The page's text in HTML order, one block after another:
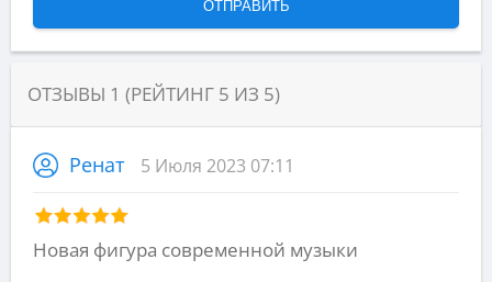
ОТЗЫВЫ 1 (РЕЙТИНГ 5 ИЗ 5)
Ренат 5 Июля 2023 07:11
Новая фигура современной музыки